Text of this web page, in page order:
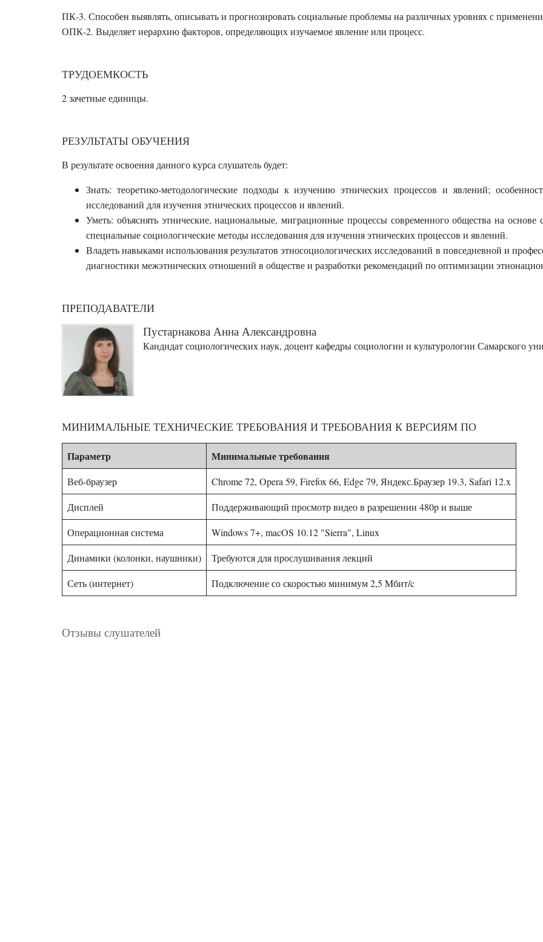
ПК-3. Способен выявлять, описывать и прогнозировать социальные проблемы на различных уровнях с
ОПК-2. Выделяет иерархию факторов, определяющих изучаемое явление или процесс.
ТРУДОЕМКОСТЬ
2зачетные единицы.
РЕЗУЛЬТАТЫ ОБУЧЕНИЯ
В результате освоения данного курса слушатель будет:
Знать: теоретико-методологические подходы к изучению этнических процессов и явлений;
исследований для изучения этнических процессов и явлений.
Уметь: объяснять этнические, национальные, миграционные процессы современного общества на
специальные социологические методы исследования для изучения этнических процессов и явлений.
Владеть навыками использования результатов этносоциологических исследований в повседневной и
диагностики межэтнических отношений в обществе и разработки рекомендаций по оптимизации
ПРЕПОДАВАТЕЛИ
Пустарнакова Анна Александровна
Кандидат социологических наук, доцент кафедры социологии и культурологии Самарского
МИНИМАЛЬНЫЕ ТЕХНИЧЕСКИЕ ТРЕБОВАНИЯ И ТРЕБОВАНИЯ К ВЕРСИЯМ ПО
Параметр Минимальные требования
Веб-браузер
Chrome 72, Opera 59, Firefox 66, Edge 79, Яндекс.Браузер 19.3, Safari 12.x
Дисплей
Поддерживающий просмотр видео в разрешении 480p и выше
Операционная система
Windows 7+, macOS 10.12 "Sierra", Linux
Динамики (колонки, наушники)
Требуются для прослушивания лекций
Сеть (интернет)
Подключение со скоростью минимум 2,5 Mбит/c
Отзывы слушателей